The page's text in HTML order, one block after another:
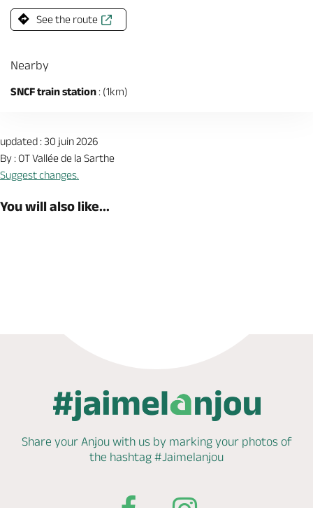
See the route
Nearby
SNCF train station : (1km)
updated : 30 juin 2026
By : OT Vallée de la Sarthe
Suggest changes.
You will also like...
Share your Anjou with us by markingyour photos of
the hashtag #Jaimelanjou